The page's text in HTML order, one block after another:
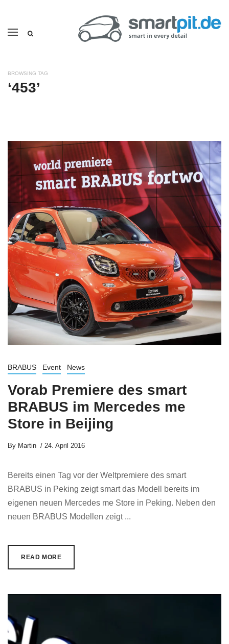
BROWSING TAG
‘453’
BRABUS Event News
Vorab Premiere des smart
BRABUS im Mercedes me
Store in Beijing
By Martin 24. April 2016
Bereits einen Tag vor der Weltpremiere des smart
BRABUS in Peking zeigt smart das Modell bereits im
eigenen neuen Mercedes me Store in Peking. Neben den
neuen BRABUS Modellen zeigt ...
READ MORE